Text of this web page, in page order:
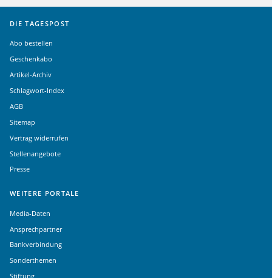
DIE TAGESPOST
Abo bestellen
Geschenkabo
Artikel-Archiv
Schlagwort-Index
AGB
Sitemap
Vertrag widerrufen
Stellenangebote
Presse
WEITERE PORTALE
Media-Daten
Ansprechpartner
Bankverbindung
Sonderthemen
Stiftung